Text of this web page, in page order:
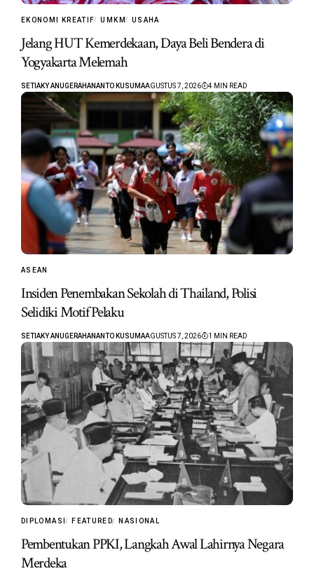
EKONOMI KREATIF UMKM USAHA
Jelang HUT Kemerdekaan, Daya Beli Bendera di
Yogyakarta Melemah
SETIAKY ANUGERAHANANTO KUSUMAAGUSTUS 7, 2026 4 MIN READ
ASEAN
Insiden Penembakan Sekolah di Thailand, Polisi
Selidiki Motif Pelaku
SETIAKY ANUGERAHANANTO KUSUMAAGUSTUS 7, 2026 1 MIN READ
DIPLOMASI FEATURED NASIONAL
Pembentukan PPKI, Langkah Awal Lahirnya Negara
Merdeka